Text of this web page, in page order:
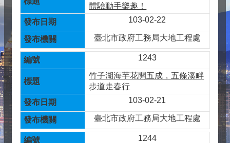
體驗動手樂趣！
103-02-22
臺北市政府工務局大地工程處
1243
竹子湖海芋花開五成，五條溪畔
步道走春行
103-02-21
臺北市政府工務局大地工程處
1244